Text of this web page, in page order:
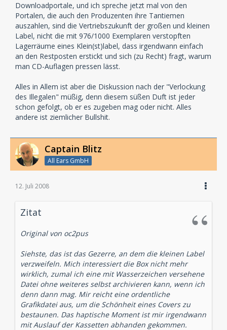
Downloadportale, und ich spreche jetzt mal von den
Portalen, die auch den Produzenten ihre Tantiemen
auszahlen, sind die Vertriebszukunft der großen und kleinen
Label, nicht die mit 976/1000 Exemplaren verstopften
Lagerräume eines Klein(st)label, dass irgendwann einfach
an den Restposten erstickt und sich (zu Recht) fragt, warum
man CD-Auflagen pressen lässt.
Alles in Allem ist aber die Diskussion nach der "Verlockung
des Illegalen" müßig, denn diesem süßen Duft ist jeder
schon gefolgt, ob er es zugeben mag oder nicht. Alles
andere ist ziemlicher Bullshit.
Captain Blitz
All Ears GmbH
12. Juli 2008
Zitat
Original von oc2pus
Siehste, das ist das Gezerre, an dem die kleinen Label
verzweifeln. Mich interessiert die Box nicht mehr
wirklich, zumal ich eine mit Wasserzeichen versehene
Datei ohne weiteres selbst archivieren kann, wenn ich
denn dann mag. Mir reicht eine ordentliche
Grafikdatei aus, um die Schönheit eines Covers zu
bestaunen. Das haptische Moment ist mir irgendwann
mit Auslauf der Kassetten abhanden gekommen.